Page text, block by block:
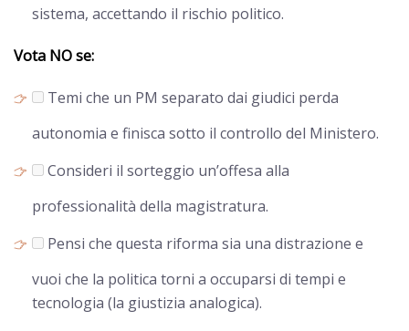
sistema, accettando il rischio politico.
Vota NO se:
Temi che un PM separato dai giudici perda
autonomia e finisca sotto il controllo del Ministero.
Consideri il sorteggio un’offesa alla
professionalità della magistratura.
Pensi che questa riforma sia una distrazione e
vuoi che la politica torni a occuparsi di tempi e
tecnologia (la giustizia analogica).